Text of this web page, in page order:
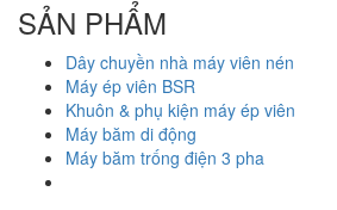
SẢN PHẨM
Dây chuyền nhà máy viên nén
Máy ép viên BSR
Khuôn & phụ kiện máy ép viên
Máy băm di động
Máy băm trống điện 3 pha